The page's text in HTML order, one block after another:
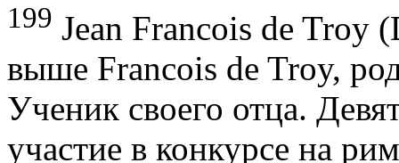
199 Jean Francois de Troy
выше Francois de Troy,
Ученик своего отца.
участие в конкурсе на